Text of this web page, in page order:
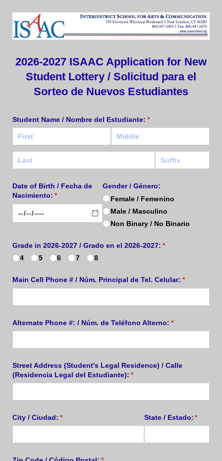
2026-2027 ISAAC Application for New
Student Lottery / Solicitud para el
Sorteo de Nuevos Estudiantes
Student Name /​ Nombre del Estudiante: *
(required)
Date of Birth /​ Fecha de
Nacimiento: *
(required)
Gender /​ Género:
Female /​ Femenino
Male /​ Masculino
Non Binary /​ No Binario
Grade in 2026-2027 /​ Grado en el 2026-2027: *
(required)
4
5 6 7 8
Main Cell Phone # /​ Núm. Principal de Tel. Celular: *
(required)
Alternate Phone #: /​ Núm. de Teléfono Alterno: *
(required)
Street Address (Student's Legal Residence) /​ Calle
(Residencia Legal del Estudiante): *
(required)
City /​ Ciudad: *
(required) State /​ Estado: *